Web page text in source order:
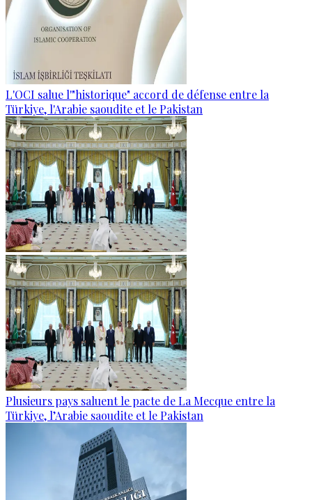
L'OCI salue l'"historique" accord de défense entre la
Türkiye, l'Arabie saoudite et le Pakistan
Plusieurs pays saluent le pacte de La Mecque entre la
Türkiye, l’Arabie saoudite et le Pakistan